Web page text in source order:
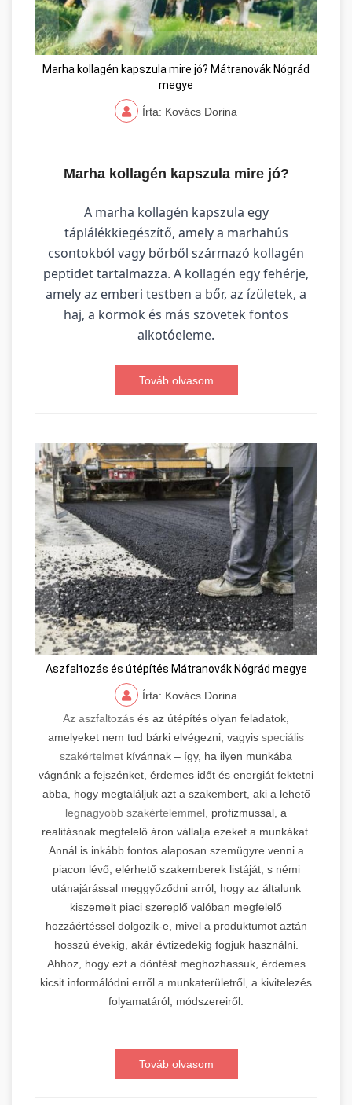
Marha kollagén kapszula mire jó? Mátranovák Nógrád
megye
Írta: Kovács Dorina
Marha kollagén kapszula mire jó?
A marha kollagén kapszula egy
táplálékkiegészítő, amely a marhahús
csontokból vagy bőrből származó kollagén
peptidet tartalmazza. A kollagén egy fehérje,
amely az emberi testben a bőr, az ízületek, a
haj, a körmök és más szövetek fontos
alkotóeleme.
Továb olvasom
Aszfaltozás és útépítés Mátranovák Nógrád megye
Írta: Kovács Dorina
Az aszfaltozás és az útépítés olyan feladatok,
amelyeket nem tud bárki elvégezni, vagyis speciális
szakértelmet kívánnak – így, ha ilyen munkába
vágnánk a fejszénket, érdemes időt és energiát fektetni
abba, hogy megtaláljuk azt a szakembert, aki a lehető
legnagyobb szakértelemmel, profizmussal, a
realitásnak megfelelő áron vállalja ezeket a munkákat.
Annál is inkább fontos alaposan szemügyre venni a
piacon lévő, elérhető szakemberek listáját, s némi
utánajárással meggyőződni arról, hogy az általunk
kiszemelt piaci szereplő valóban megfelelő
hozzáértéssel dolgozik-e, mivel a produktumot aztán
hosszú évekig, akár évtizedekig fogjuk használni.
Ahhoz, hogy ezt a döntést meghozhassuk, érdemes
kicsit informálódni erről a munkaterületről, a kivitelezés
folyamatáról, módszereiről.
Továb olvasom